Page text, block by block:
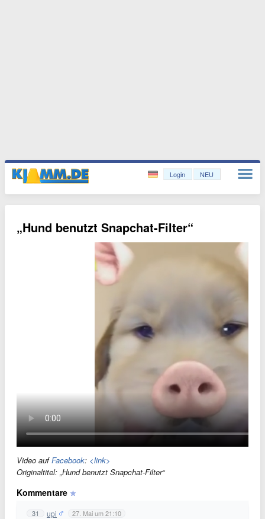
Login NEU
„Hund benutzt Snapchat-Filter“
Video aufFacebook: <link>
Originaltitel: „Hund benutzt Snapchat-Filter“
Kommentare
31 upi 27. Mai um 21:10